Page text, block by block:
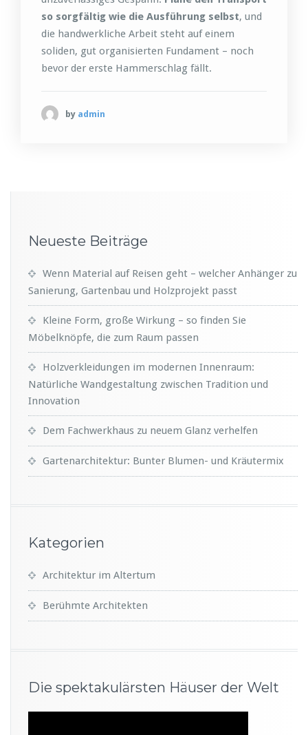
so sorgfältig wie die Ausführung selbst, und
die handwerkliche Arbeit steht auf einem
soliden, gut organisierten Fundament – noch
bevor der erste Hammerschlag fällt.
by admin
Neueste Beiträge
Wenn Material auf Reisen geht – welcher Anhänger zu
Sanierung, Gartenbau und Holzprojekt passt
Kleine Form, große Wirkung – so finden Sie
Möbelknöpfe, die zum Raum passen
Holzverkleidungen im modernen Innenraum:
Natürliche Wandgestaltung zwischen Tradition und
Innovation
Dem Fachwerkhaus zu neuem Glanz verhelfen
Gartenarchitektur: Bunter Blumen- und Kräutermix
Kategorien
Architektur im Altertum
Berühmte Architekten
Die spektakulärsten Häuser der Welt